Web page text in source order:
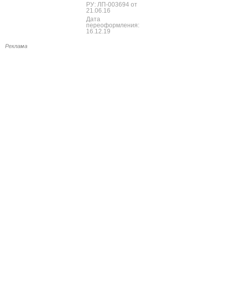
РУ: ЛП-003694 от
21.06.16
Дата
переоформления:
16.12.19
Реклама